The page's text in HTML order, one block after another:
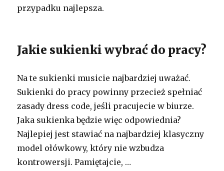
przypadku najlepsza.
Jakie sukienki wybrać do pracy?
Na te sukienki musicie najbardziej uważać.
Sukienki do pracy powinny przecież spełniać
zasady dress code, jeśli pracujecie w biurze.
Jaka sukienka będzie więc odpowiednia?
Najlepiej jest stawiać na najbardziej klasyczny
model ołówkowy, który nie wzbudza
kontrowersji. Pamiętajcie, …